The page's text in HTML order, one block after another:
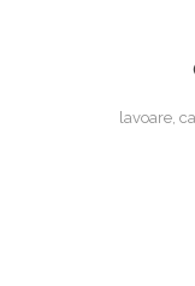
lavoare,